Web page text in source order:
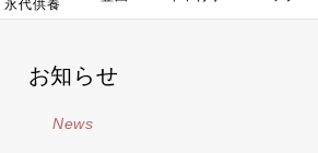
永代供養
お知らせ
News